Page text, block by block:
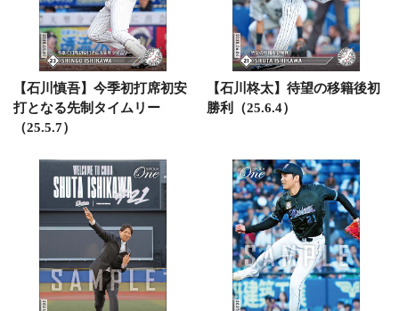
【石川慎吾】今季初打席初安
打となる先制タイムリー
（25.5.7）
【石川柊太】待望の移籍後初
勝利（25.6.4）